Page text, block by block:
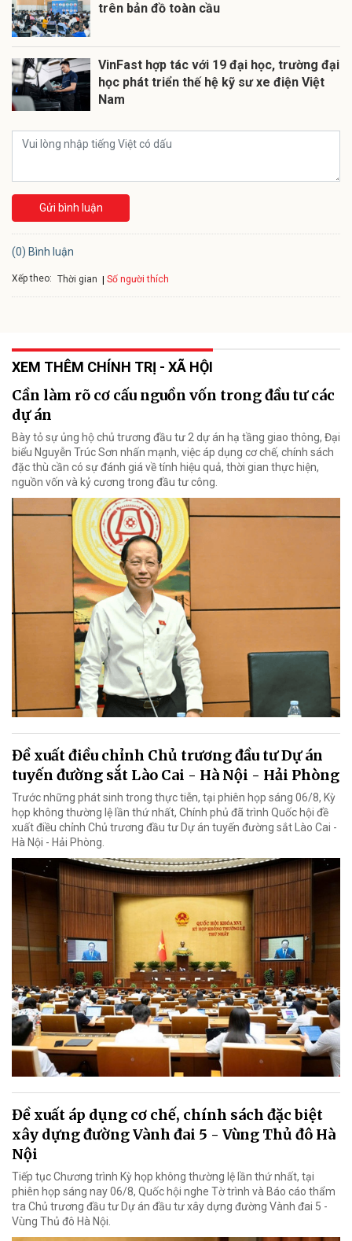
trên bản đồ toàn cầu
VinFast hợp tác với 19 đại học, trường đại
học phát triển thế hệ kỹ sư xe điện Việt
Nam
Gửi bình luận
(0) Bình luận
Xếp theo: Thời gian Số người thích
XEM THÊM CHÍNH TRỊ - XÃ HỘI
Cần làm rõ cơ cấu nguồn vốn trong đầu tư các
dự án
Bày tỏ sự ủng hộ chủ trương đầu tư 2 dự án hạ tầng giao thông, Đại
biểu Nguyễn Trúc Sơn nhấn mạnh, việc áp dụng cơ chế, chính sách
đặc thù cần có sự đánh giá về tính hiệu quả, thời gian thực hiện,
nguồn vốn và kỷ cương trong đầu tư công.
Đề xuất điều chỉnh Chủ trương đầu tư Dự án
tuyến đường sắt Lào Cai - Hà Nội - Hải Phòng
Trước những phát sinh trong thực tiễn, tại phiên họp sáng 06/8, Kỳ
họp không thường lệ lần thứ nhất, Chính phủ đã trình Quốc hội đề
xuất điều chỉnh Chủ trương đầu tư Dự án tuyến đường sắt Lào Cai -
Hà Nội - Hải Phòng.
Đề xuất áp dụng cơ chế, chính sách đặc biệt
xây dựng đường Vành đai 5 - Vùng Thủ đô Hà
Nội
Tiếp tục Chương trình Kỳ họp không thường lệ lần thứ nhất, tại
phiên họp sáng nay 06/8, Quốc hội nghe Tờ trình và Báo cáo thẩm
tra Chủ trương đầu tư Dự án đầu tư xây dựng đường Vành đai 5 -
Vùng Thủ đô Hà Nội.